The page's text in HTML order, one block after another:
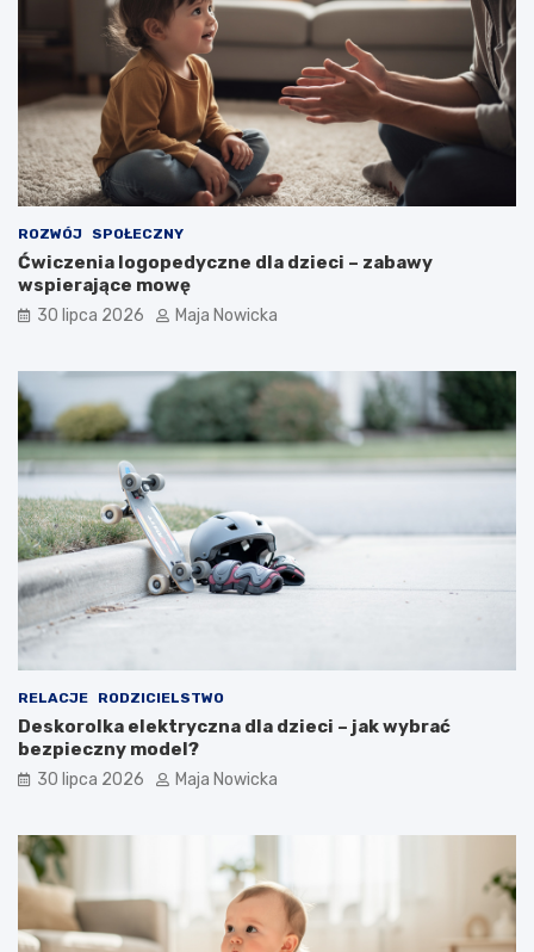
ROZWÓJ SPOŁECZNY
Ćwiczenia logopedyczne dla dzieci – zabawy
wspierające mowę
30 lipca 2026 Maja Nowicka
RELACJE RODZICIELSTWO
Deskorolka elektryczna dla dzieci – jak wybrać
bezpieczny model?
30 lipca 2026 Maja Nowicka